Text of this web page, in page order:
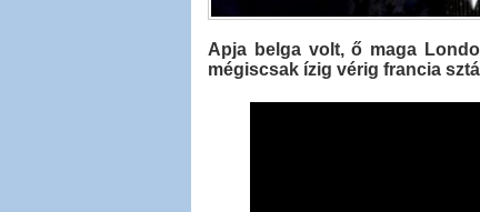
Apja belga volt, ő maga
mégiscsak ízig vérig francia